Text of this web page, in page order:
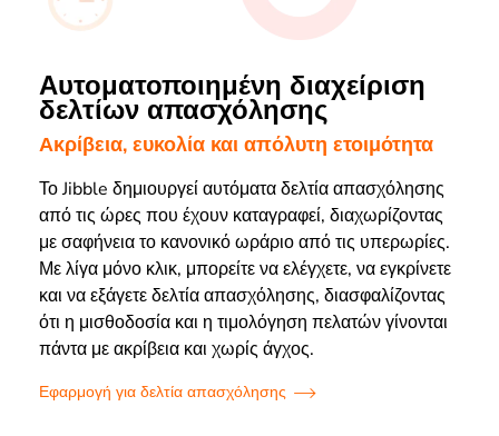
Αυτοματοποιημένη διαχείριση
δελτίων απασχόλησης
Ακρίβεια, ευκολία και απόλυτη ετοιμότητα
Το Jibble δημιουργεί αυτόματα δελτία απασχόλησης
από τις ώρες που έχουν καταγραφεί, διαχωρίζοντας
με σαφήνεια το κανονικό ωράριο από τις υπερωρίες.
Με λίγα μόνο κλικ, μπορείτε να ελέγχετε, να εγκρίνετε
και να εξάγετε δελτία απασχόλησης, διασφαλίζοντας
ότι η μισθοδοσία και η τιμολόγηση πελατών γίνονται
πάντα με ακρίβεια και χωρίς άγχος.
Εφαρμογή για δελτία απασχόλησης